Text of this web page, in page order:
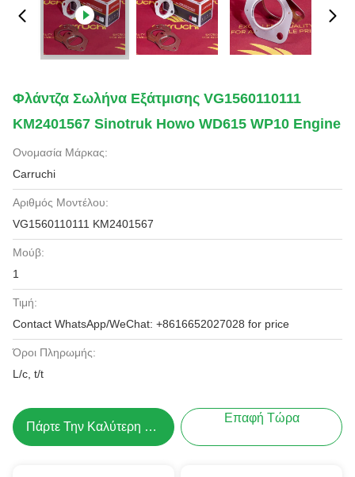
Φλάντζα Σωλήνα Εξάτμισης VG1560110111
KM2401567 Sinotruk Howo WD615 WP10 Engine
Ονομασία Μάρκας:
Carruchi
Αριθμός Μοντέλου:
VG1560110111 KM2401567
Μούβ:
1
Τιμή:
Contact WhatsApp/WeChat: +8616652027028 for price
Όροι Πληρωμής:
L/c, t/t
Πάρτε Την Καλύτερη Τιμή
Επαφή Τώρα